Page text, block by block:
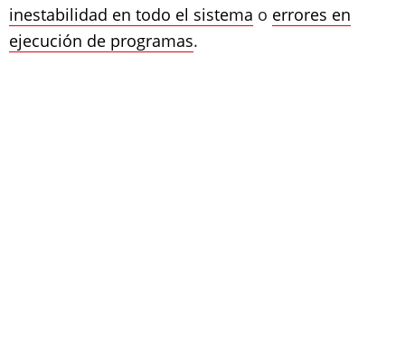
inestabilidad en todo el sistema o errores en
ejecución de programas.